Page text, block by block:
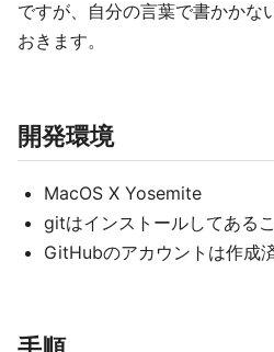
ですが、自分の言葉で書かかな
おきます。
開発環境
MacOS X Yosemite
gitはインストールしてあるこ
GitHubのアカウントは作成